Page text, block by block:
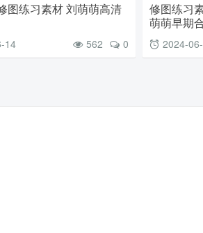
图练习素材 刘萌萌高清
14 0
562
修图练习
萌萌早期
2024-